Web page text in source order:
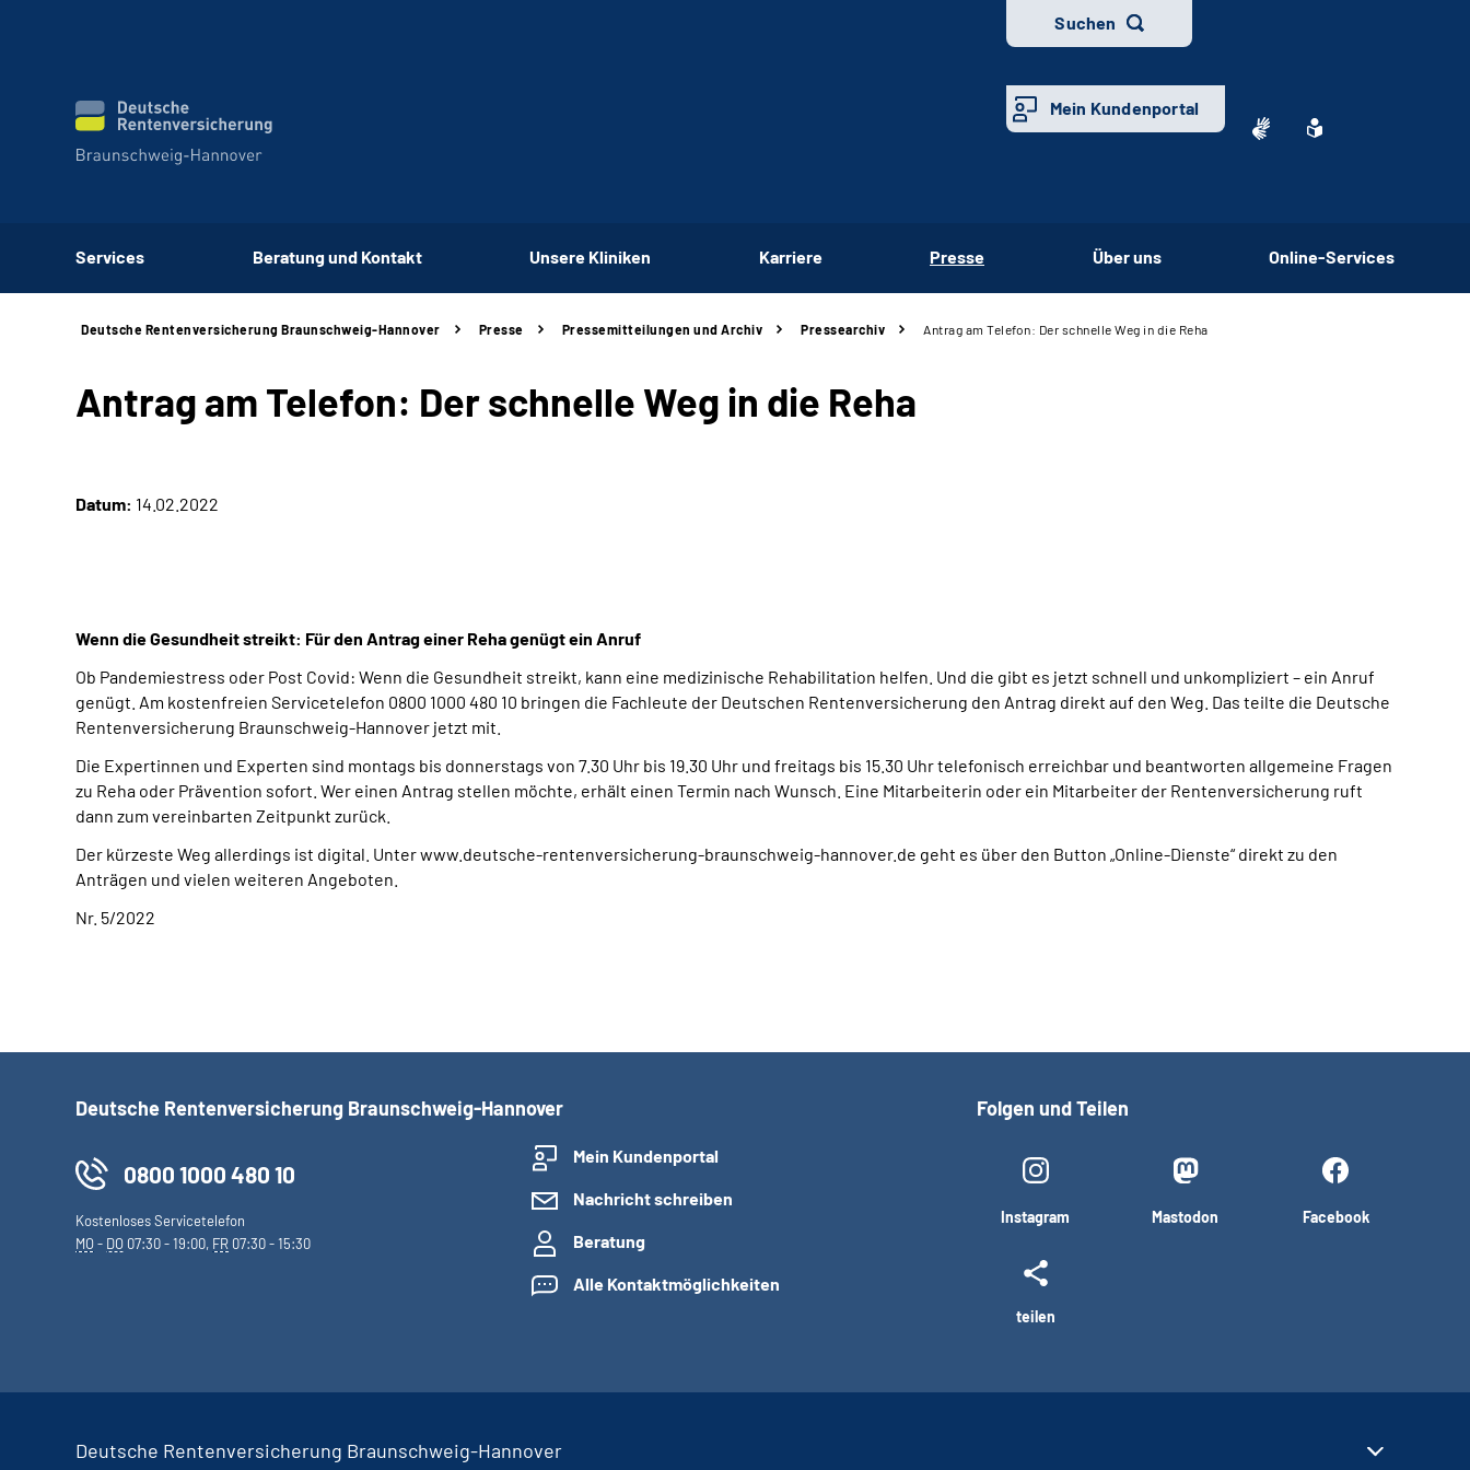
Suchen
Mein Kundenportal
Services Beratung und Kontakt Unsere Kliniken Karriere Presse Über uns Online-Services
Deutsche Rentenversicherung Braunschweig-Hannover Presse Pressemitteilungen und Archiv Pressearchiv Antrag am Telefon: Der schnelle Weg in die Reha
Antrag am Telefon: Der schnelle Weg in die Reha
Datum: 14.02.2022
Wenn die Gesundheit streikt: Für den Antrag einer Reha genügt ein Anruf
Ob Pandemiestress oder Post Covid: Wenn die Gesundheit streikt, kann eine medizinische Rehabilitation helfen. Und die gibt es jetzt schnell und unkompliziert – ein Anruf
genügt. Am kostenfreien Servicetelefon 0800 1000 480 10 bringen die Fachleute der Deutschen Rentenversicherung den Antrag direkt auf den Weg. Das teilte die Deutsche
Rentenversicherung Braunschweig-Hannover jetzt mit.
Die Expertinnen und Experten sind montags bis donnerstags von 7.30 Uhr bis 19.30 Uhr und freitags bis 15.30 Uhr telefonisch erreichbar und beantworten allgemeine Fragen
zu Reha oder Prävention sofort. Wer einen Antrag stellen möchte, erhält einen Termin nach Wunsch. Eine Mitarbeiterin oder ein Mitarbeiter der Rentenversicherung ruft
dann zum vereinbarten Zeitpunkt zurück.
Der kürzeste Weg allerdings ist digital. Unter www.deutsche-rentenversicherung-braunschweig-hannover.de geht es über den Button „Online-Dienste“ direkt zu den
Anträgen und vielen weiteren Angeboten.
Nr. 5/2022
Deutsche Rentenversicherung Braunschweig-Hannover
0800 1000 480 10
Kostenloses Servicetelefon
MO- DO 07:30 - 19:00, FR 07:30 - 15:30
Mein Kundenportal
Nachricht schreiben
Beratung
Alle Kontaktmöglichkeiten
Folgen und Teilen
Instagram Mastodon Facebook
teilen
Deutsche Rentenversicherung Braunschweig-Hannover